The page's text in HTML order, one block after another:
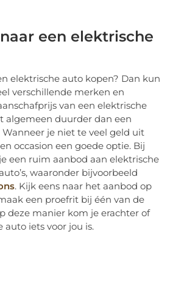
een elektrische
elektrische auto kopen? Dan kun
verschillende merken en
van een elektrische
algemeen duurder dan een
je niet te veel geld uit
occasion een goede optie. Bij
een ruim aanbod aan elektrische
waaronder bijvoorbeeld
. Kijk eens naar het aanbod op
een proefrit bij één van de
deze manier kom je erachter of
auto iets voor jou is.